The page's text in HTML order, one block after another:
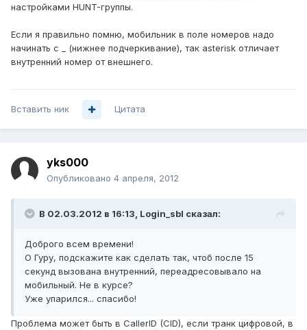
настройками HUNT-группы.
Если я правильно помню, мобильник в поле номеров надо
начинать с _ (нижнее подчеркивание), так asterisk отличает
внутренний номер от внешнего.
Вставить ник Цитата
yks000
Опубликовано 4 апреля, 2012
В 02.03.2012 в 16:13, Login_sbl сказал:
Доброго всем времени!
О Гуру, подскажите как сделать так, чтоб после 15
секунд вызована внутренний, переадресовывало на
мобильный. Не в курсе?
Уже упарился... спасибо!
Проблема может быть в CallerID (CID), если транк цифровой, в